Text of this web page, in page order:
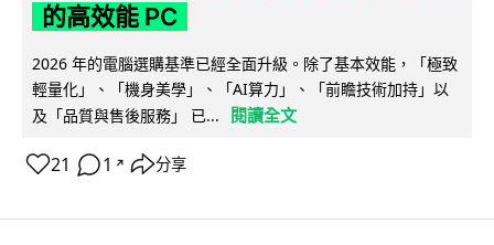
的高效能 PC
2026 年的電腦選購基準已經全面升級。除了基本效能，「極致
輕量化」、「機身美學」、「AI算力」、「前瞻技術加持」以
及「品質與售後服務」 已...
閱讀全文
21 1 ↗ 分享